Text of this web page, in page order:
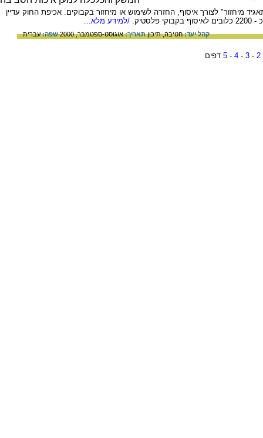
מיחזור" לצורך איסוף, החזרה לשימוש או מיחזור בקבוקים. אכיפת החוק עדיין
/למידע מלא...
קהל יעד:חטיבה,תיכוןתאריך:אוגוסט-ספטמבר, 2000 שפה:עברית
2
-
3
-
4
-
5 דפים